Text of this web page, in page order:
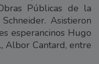
Públicas de la
Asistieron
esperancinos Hugo
Albor Cantard, entre